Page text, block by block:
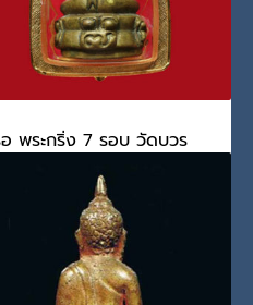
พระกริ่ง 7 รอบ วัดบวร
เป็นพระกริ่งที่ถือได้ว